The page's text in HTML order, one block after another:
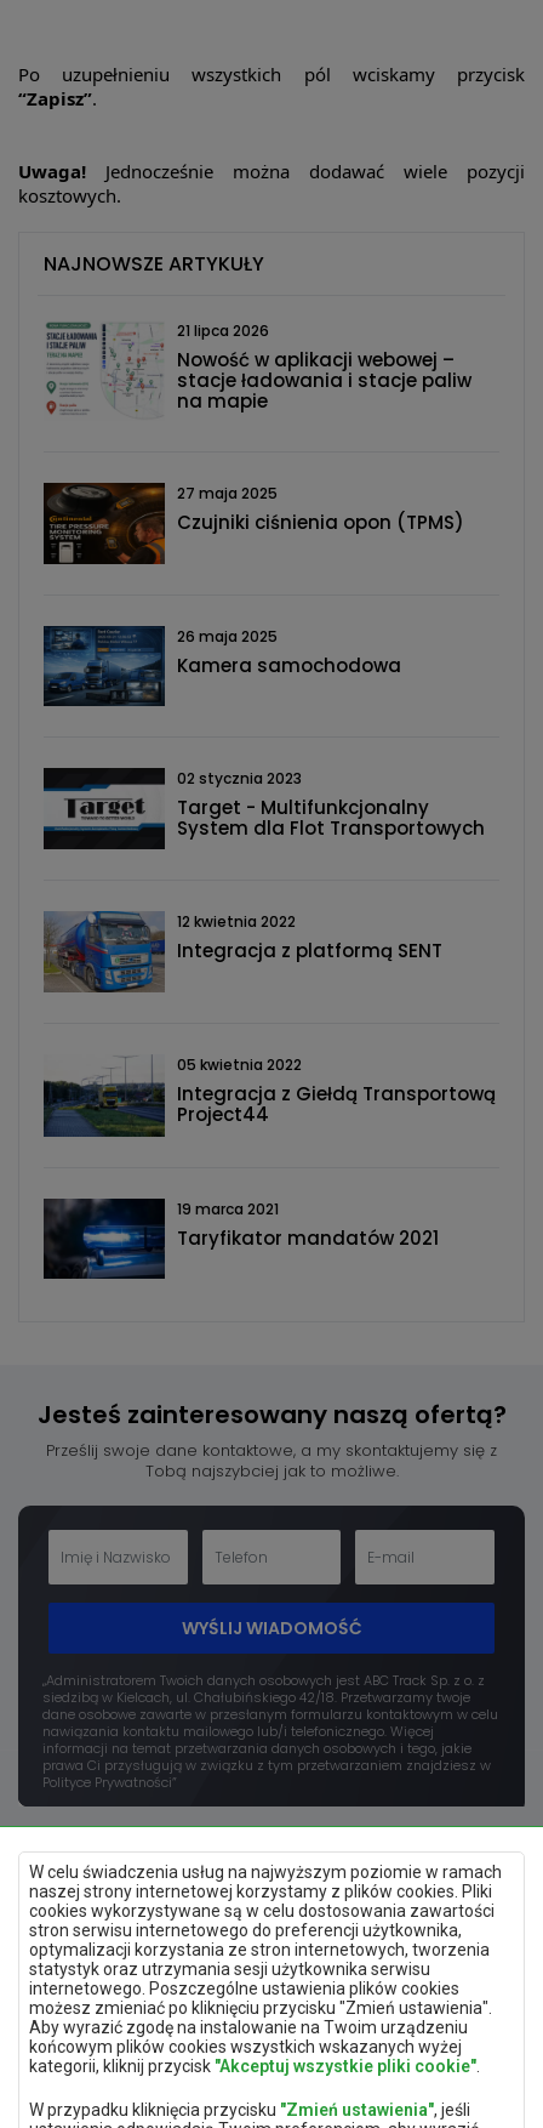
W celu świadczenia usług na najwyższym poziomie w ramach
naszej strony internetowej korzystamy z plików cookies. Pliki
cookies wykorzystywane są w celu dostosowania zawartości
stron serwisu internetowego do preferencji użytkownika,
optymalizacji korzystania ze stron internetowych, tworzenia
statystyk oraz utrzymania sesji użytkownika serwisu
internetowego. Poszczególne ustawienia plików cookies
możesz zmieniać po kliknięciu przycisku "Zmień ustawienia".
Aby wyrazić zgodę na instalowanie na Twoim urządzeniu
końcowym plików cookies wszystkich wskazanych wyżej
kategorii, kliknij przycisk "Akceptuj wszystkie pliki cookie"
W przypadku kliknięcia przycisku "Zmień ustawienia", jeśli
Po uzupełnieniu wszystkich pól wciskamy przycisk
“Zapisz”.
Uwaga! Jednocześnie można dodawać wiele pozycji
kosztowych.
NAJNOWSZE ARTYKUŁY
21 lipca 2026
Nowość w aplikacji webowej –
stacje ładowania i stacje paliw
na mapie
27 maja 2025
Czujniki ciśnienia opon (TPMS)
26 maja 2025
Kamera samochodowa
02 stycznia 2023
Target - Multifunkcjonalny
System dla Flot Transportowych
12 kwietnia 2022
Integracja z platformą SENT
05 kwietnia 2022
Integracja z Giełdą Transportową
Project44
19 marca 2021
Taryfikator mandatów 2021
Jesteś zainteresowany naszą ofertą?
Prześlij swoje dane kontaktowe, a my skontaktujemy się z
Tobą najszybciej jak to możliwe.
WYŚLIJ WIADOMOŚĆ
„Administratorem Twoich danych osobowych jest ABC Track Sp. z o. z
siedzibą w Kielcach, ul. Chałubińskiego 42/18. Przetwarzamy twoje
dane osobowe zawarte w przesłanym formularzu kontaktowym w celu
nawiązania kontaktu mailowego lub/i telefonicznego. Więcej
informacji na temat przetwarzania danych osobowych i tego, jakie
prawa Ci przysługują w związku z tym przetwarzaniem znajdziesz w
Polityce Prywatności”
Polityka prywatności
Mapa strony
Deklaracja dostępności
Zmień ustawienia prywatności
Aplikacja mobilna